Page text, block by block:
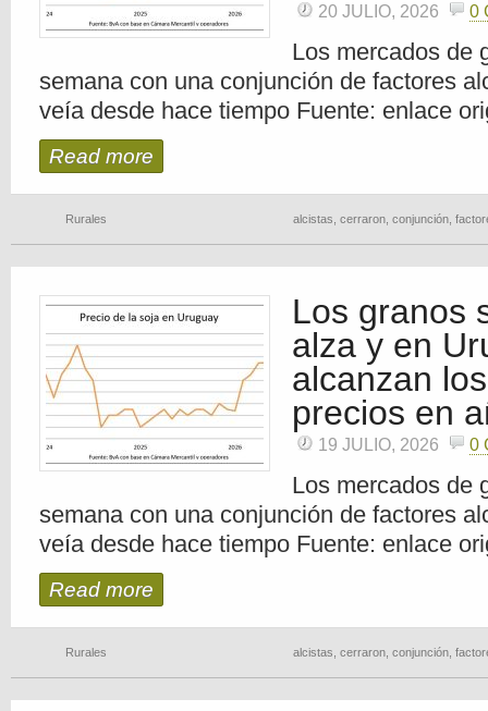
20 JULIO, 2026 0
Los mercados de
semana con una conjunción de factores
veía desde hace tiempo Fuente: enlace
Read more
Rurales alcistas cerraron conjunción
Los granos
alza y en
alcanzan
precios en
19 JULIO, 2026 0
Los mercados de
semana con una conjunción de factores
veía desde hace tiempo Fuente: enlace
Read more
Rurales alcistas cerraron conjunción